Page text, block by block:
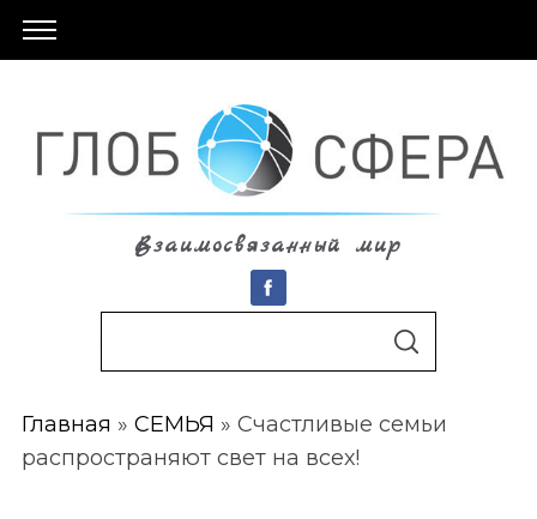
Взаимосвязанный мир
r
c
S
C
H
Главная » СЕМЬЯ » Счастливые семьи
распространяют свет на всех!